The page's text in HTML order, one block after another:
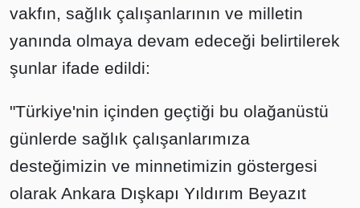
vakfın, sağlık çalışanlarının ve milletin
yanında olmaya devam edeceği belirtilerek
şunlar ifade edildi:
"Türkiye'nin içinden geçtiği bu olağanüstü
günlerde sağlık çalışanlarımıza
desteğimizin ve minnetimizin göstergesi
olarak Ankara Dışkapı Yıldırım Beyazıt